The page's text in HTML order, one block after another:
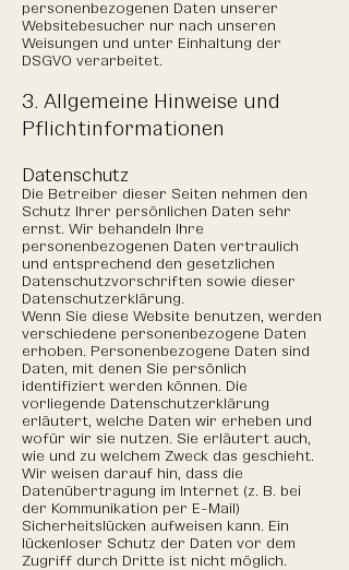
personenbezogenen Daten unserer
Websitebesucher nur nach unseren
Weisungen und unter Einhaltung der
DSGVO verarbeitet.
3. Allgemeine Hinweise und
Pflicht­informationen
Datenschutz
Die Betreiber dieser Seiten nehmen den
Schutz Ihrer persönlichen Daten sehr
ernst. Wir behandeln Ihre
personenbezogenen Daten vertraulich
und entsprechend den gesetzlichen
Datenschutzvorschriften sowie dieser
Datenschutzerklärung.
Wenn Sie diese Website benutzen, werden
verschiedene personenbezogene Daten
erhoben. Personenbezogene Daten sind
Daten, mit denen Sie persönlich
identifiziert werden können. Die
vorliegende Datenschutzerklärung
erläutert, welche Daten wir erheben und
wofür wir sie nutzen. Sie erläutert auch,
wie und zu welchem Zweck das geschieht.
Wir weisen darauf hin, dass die
Datenübertragung im Internet (z. B. bei
der Kommunikation per E-Mail)
Sicherheitslücken aufweisen kann. Ein
lückenloser Schutz der Daten vor dem
Zugriff durch Dritte ist nicht möglich.